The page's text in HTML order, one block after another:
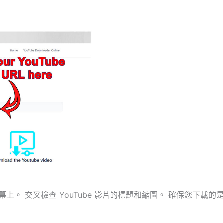
。 交叉檢查 YouTube 影片的標題和縮圖。 確保您下載的